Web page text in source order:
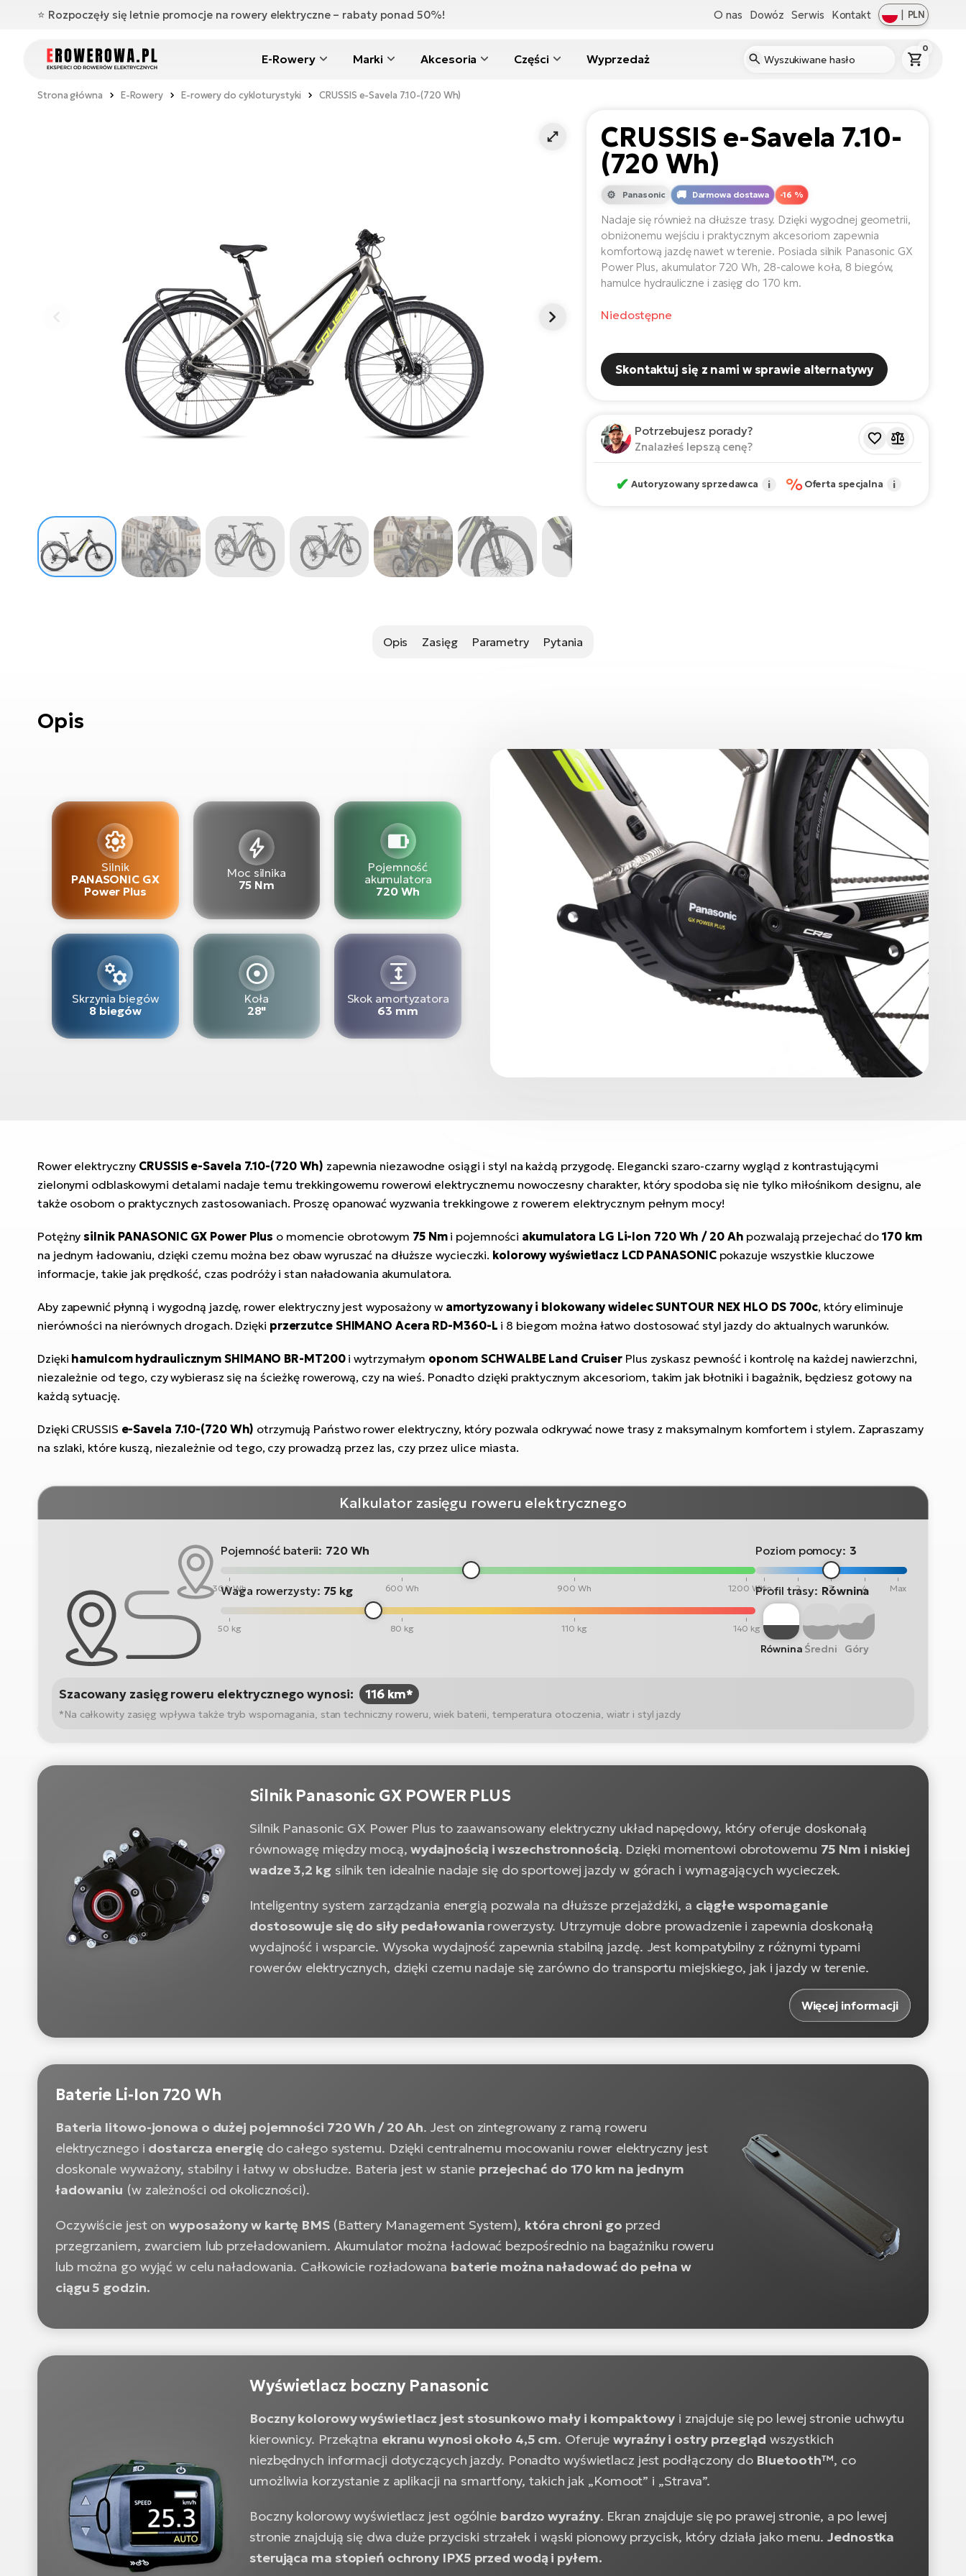
⭐️ Rozpoczęły się letnie promocje na rowery elektryczne – rabaty ponad 50%! O nas Dowóz Serwis Kontakt | PLN
E-Rowery Marki Akcesoria Części Wyprzedaż
0
Strona główna E-Rowery E-rowery do cykloturystyki CRUSSIS e-Savela 7.10-(720 Wh)
CRUSSIS e-Savela 7.10-
(720 Wh)
-16 %
Panasonic Darmowa dostawa
Nadaje się również na dłuższe trasy. Dzięki wygodnej geometrii,
obniżonemu wejściu i praktycznym akcesoriom zapewnia
komfortową jazdę nawet w terenie. Posiada silnik Panasonic GX
Power Plus, akumulator 720 Wh, 28-calowe koła, 8 biegów,
hamulce hydrauliczne i zasięg do 170 km.
Niedostępne
Skontaktuj się z nami w sprawie alternatywy
Potrzebujesz porady?
Znalazłeś lepszą cenę?
✔ Autoryzowany sprzedawca i %Oferta specjalna i
Opis Zasięg Parametry Pytania
Opis
Silnik
PANASONIC GX
Power Plus
Moc silnika
75 Nm
Pojemność
akumulatora
720 Wh
Skrzynia biegów
8 biegów
Koła
28"
Skok amortyzatora
63 mm
Rower elektryczny CRUSSIS e-Savela 7.10-(720 Wh) zapewnia niezawodne osiągi i styl na każdą przygodę. Elegancki szaro-czarny wygląd z kontrastującymi
zielonymi odblaskowymi detalami nadaje temu trekkingowemu rowerowi elektrycznemu nowoczesny charakter, który spodoba się nie tylko miłośnikom designu, ale
także osobom o praktycznych zastosowaniach. Proszę opanować wyzwania trekkingowe z rowerem elektrycznym pełnym mocy!
Potężnysilnik PANASONIC GX Power Plus o momencie obrotowym 75 Nmi pojemności akumulatora LG Li-Ion 720 Wh / 20 Ah pozwalają przejechać do170 km
na jednym ładowaniu, dzięki czemu można bez obaw wyruszać na dłuższe wycieczki. kolorowy wyświetlacz LCD PANASONICpokazuje wszystkie kluczowe
informacje, takie jak prędkość, czas podróży i stan naładowania akumulatora.
Aby zapewnić płynną i wygodną jazdę, rower elektryczny jest wyposażony w amortyzowany i blokowany widelec SUNTOUR NEX HLO DS 700c, który eliminuje
nierówności na nierównych drogach. Dzięki przerzutce SHIMANO Acera RD-M360-L i 8 biegom można łatwo dostosować styl jazdy do aktualnych warunków.
Dzięki hamulcom hydraulicznym SHIMANO BR-MT200i wytrzymałym oponom SCHWALBE Land Cruiser Plus zyskasz pewność i kontrolę na każdej nawierzchni,
niezależnie od tego, czy wybierasz się na ścieżkę rowerową, czy na wieś. Ponadto dzięki praktycznym akcesoriom, takim jak błotniki i bagażnik, będziesz gotowy na
każdą sytuację.
Dzięki CRUSSIS e-Savela 7.10-(720 Wh) otrzymują Państwo rower elektryczny, który pozwala odkrywać nowe trasy z maksymalnym komfortem i stylem. Zapraszamy
na szlaki, które kuszą, niezależnie od tego, czy prowadzą przez las, czy przez ulice miasta.
Kalkulator zasięgu roweru elektrycznego
Pojemność baterii: 720 Wh
300 Wh 600 Wh 900 Wh 1200 Wh
Waga rowerzysty: 75 kg
50 kg 80 kg 110 kg 140 kg
Poziom pomocy: 3
Min 2 3 4 Max
Profil trasy: Równina
Równina Średni Góry
Szacowany zasięg roweru elektrycznego wynosi: 116 km*
*Na całkowity zasięg wpływa także tryb wspomagania, stan techniczny roweru, wiek baterii, temperatura otoczenia, wiatr i styl jazdy
Silnik Panasonic GX POWER PLUS
Silnik Panasonic GX Power Plus to zaawansowany elektryczny układ napędowy, który oferuje doskonałą
równowagę między mocą, wydajnością i wszechstronnością. Dzięki momentowi obrotowemu 75 Nm i niskiej
wadze 3,2 kgsilnik ten idealnie nadaje się do sportowej jazdy w górach i wymagających wycieczek.
Inteligentny system zarządzania energią pozwala na dłuższe przejażdżki, a ciągłe wspomaganie
dostosowuje się do siły pedałowania rowerzysty. Utrzymuje dobre prowadzenie i zapewnia doskonałą
wydajność i wsparcie. Wysoka wydajność zapewnia stabilną jazdę. Jest kompatybilny z różnymi typami
rowerów elektrycznych, dzięki czemu nadaje się zarówno do transportu miejskiego, jak i jazdy w terenie.
Więcej informacji
Baterie Li-Ion 720 Wh
Bateria litowo-jonowa o dużej pojemności 720 Wh / 20 Ah. Jest on zintegrowany z ramą roweru
elektrycznego i dostarcza energię do całego systemu. Dzięki centralnemu mocowaniu rower elektryczny jest
doskonale wyważony, stabilny i łatwy w obsłudze. Bateria jest w stanie przejechać do 170 km na jednym
ładowaniu (w zależności od okoliczności).
Oczywiście jest onwyposażony w kartę BMS (Battery Management System), która chroni go przed
przegrzaniem, zwarciem lub przeładowaniem. Akumulator można ładować bezpośrednio na bagażniku roweru
lub można go wyjąć w celu naładowania. Całkowicie rozładowana baterie można naładować do pełna w
ciągu 5 godzin.
Wyświetlacz boczny Panasonic
Boczny kolorowy wyświetlacz jest stosunkowo mały i kompaktowyi znajduje się po lewej stronie uchwytu
kierownicy. Przekątna ekranu wynosi około 4,5 cm. Oferujewyraźny i ostry przegląd wszystkich
niezbędnych informacji dotyczących jazdy. Ponadto wyświetlacz jest podłączony do Bluetooth™, co
umożliwia korzystanie z aplikacji na smartfony, takich jak „Komoot” i „Strava”.
Boczny kolorowy wyświetlacz jest ogólnie bardzo wyraźny. Ekran znajduje się po prawej stronie, a po lewej
stronie znajdują się dwa duże przyciski strzałek i wąski pionowy przycisk, który działa jako menu.Jednostka
sterująca ma stopień ochrony IPX5 przed wodą i pyłem.